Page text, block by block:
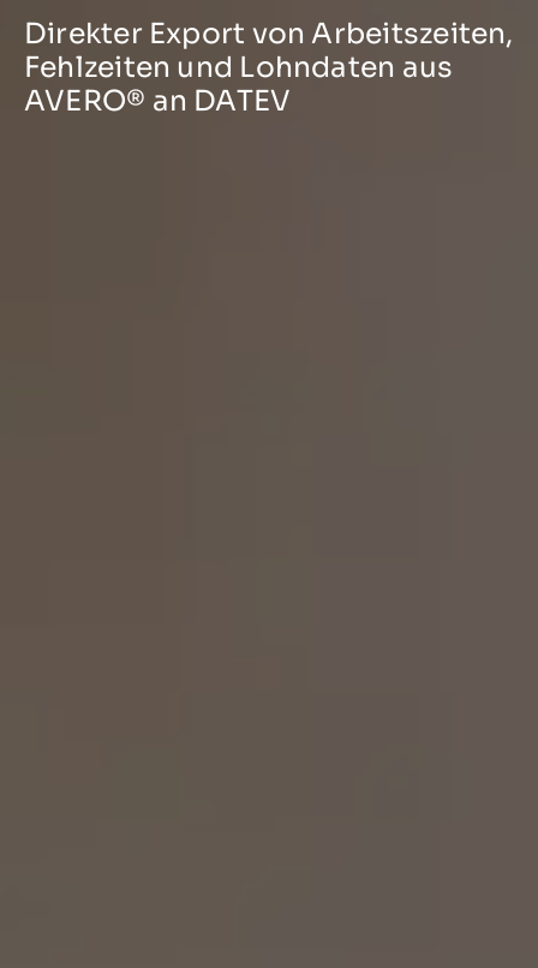
Direkter Export von Arbeitszeiten,
Fehlzeiten und Lohndaten aus
AVERO® an DATEV